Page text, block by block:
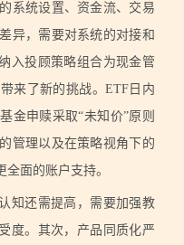
系统设置、资金流、交易
异，需要对系统的对接和
入投顾策略组合为现金管
来了新的挑战。ETF日内
金申赎采取“未知价”原则
管理以及在策略视角下的
面的账户支持。
还需提高，需要加强教
度。其次，产品同质化严